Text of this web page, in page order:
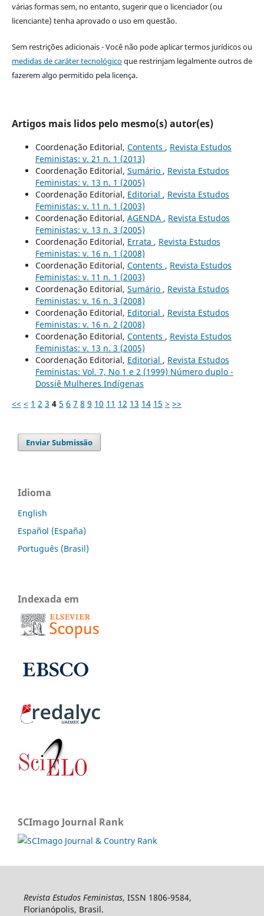
várias formas sem, no entanto, sugerir que o licenciador (ou
licenciante) tenha aprovado o uso em questão.
Sem restrições adicionais - Você não pode aplicar termos jurídicos ou
medidas de caráter tecnológicoque restrinjam legalmente outros de
fazerem algo permitido pela licença.
Artigos mais lidos pelo mesmo(s) autor(es)
Coordenação Editorial, Contents , Revista Estudos
Feministas: v. 21 n. 1 (2013)
Coordenação Editorial, Sumário , Revista Estudos
Feministas: v. 13 n. 1 (2005)
Coordenação Editorial, Editorial , Revista Estudos
Feministas: v. 11 n. 1 (2003)
Coordenação Editorial, AGENDA , Revista Estudos
Feministas: v. 13 n. 3 (2005)
Coordenação Editorial, Errata , Revista Estudos
Feministas: v. 16 n. 1 (2008)
Coordenação Editorial, Contents , Revista Estudos
Feministas: v. 11 n. 1 (2003)
Coordenação Editorial, Sumário , Revista Estudos
Feministas: v. 16 n. 3 (2008)
Coordenação Editorial, Editorial , Revista Estudos
Feministas: v. 16 n. 2 (2008)
Coordenação Editorial, Contents , Revista Estudos
Feministas: v. 13 n. 3 (2005)
Coordenação Editorial, Editorial , Revista Estudos
Feministas: Vol. 7, No 1 e 2 (1999) Número duplo -
Dossiê Mulheres Indígenas
<< < 1 2 3 4 5 6 7 8 9 10 11 12 13 14 15 > >>
Enviar Submissão
Idioma
English
Español (España)
Português (Brasil)
Indexada em
SCImago Journal Rank
Revista Estudos Feministas, ISSN 1806-9584,
Florianópolis, Brasil.